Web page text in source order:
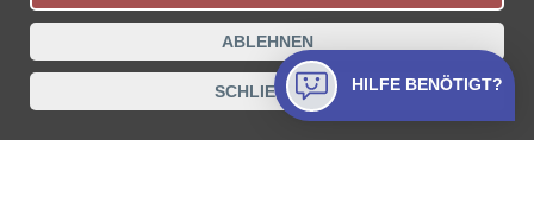
Bestellungsstatus Ämtersuche der Schweiz
Datenschutz Impressum Nutzungsbestimmungen
Kontakt
ABLEHNEN
SCHLIESSEN HILFE BENÖTIGT?